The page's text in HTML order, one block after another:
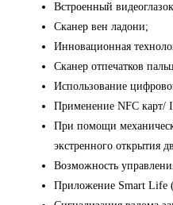
Встроенный
Сканер вен ладони;
Инновационная
Сканер отпечатков
Использование
Применение NFC карт/
При помощи
экстренного открытия
Возможность
Приложение Smart Life